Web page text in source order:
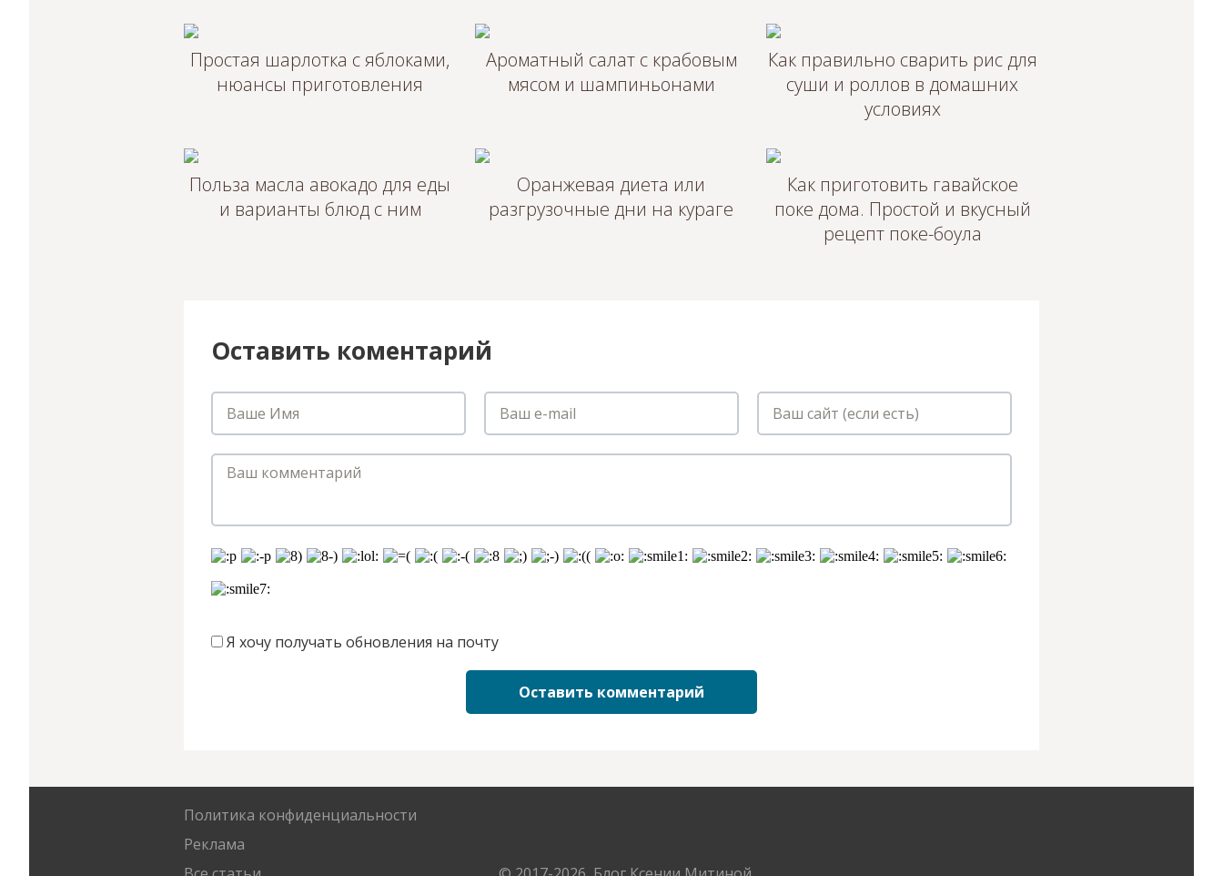
Простая шарлотка с яблоками,
нюансы приготовления
Ароматный салат с крабовым
мясом и шампиньонами
Как правильно сварить рис для
суши и роллов в домашних
условиях
Польза масла авокадо для еды
и варианты блюд с ним
Оранжевая диета или
разгрузочные дни на кураге
Как приготовить гавайское
поке дома. Простой и вкусный
рецепт поке-боула
Оставить коментарий
Я хочу получать обновления на почту
Оставить комментарий
Политика конфиденциальности
Реклама